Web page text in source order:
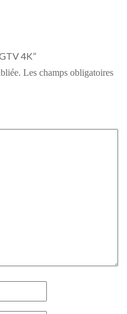
4K”
Les champs obligatoires